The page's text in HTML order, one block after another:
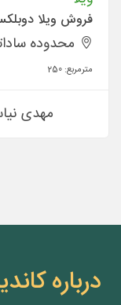
فروش ویلا دوبلکس
محدوده
مترمربع: 250
مهدی
درباره